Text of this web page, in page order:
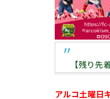
【残り
アルコ土曜日